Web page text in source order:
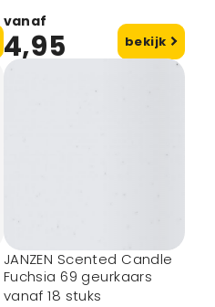
vanaf
4,95 bekijk
JANZEN Scented Candle
Fuchsia 69 geurkaars
vanaf 18 stuks